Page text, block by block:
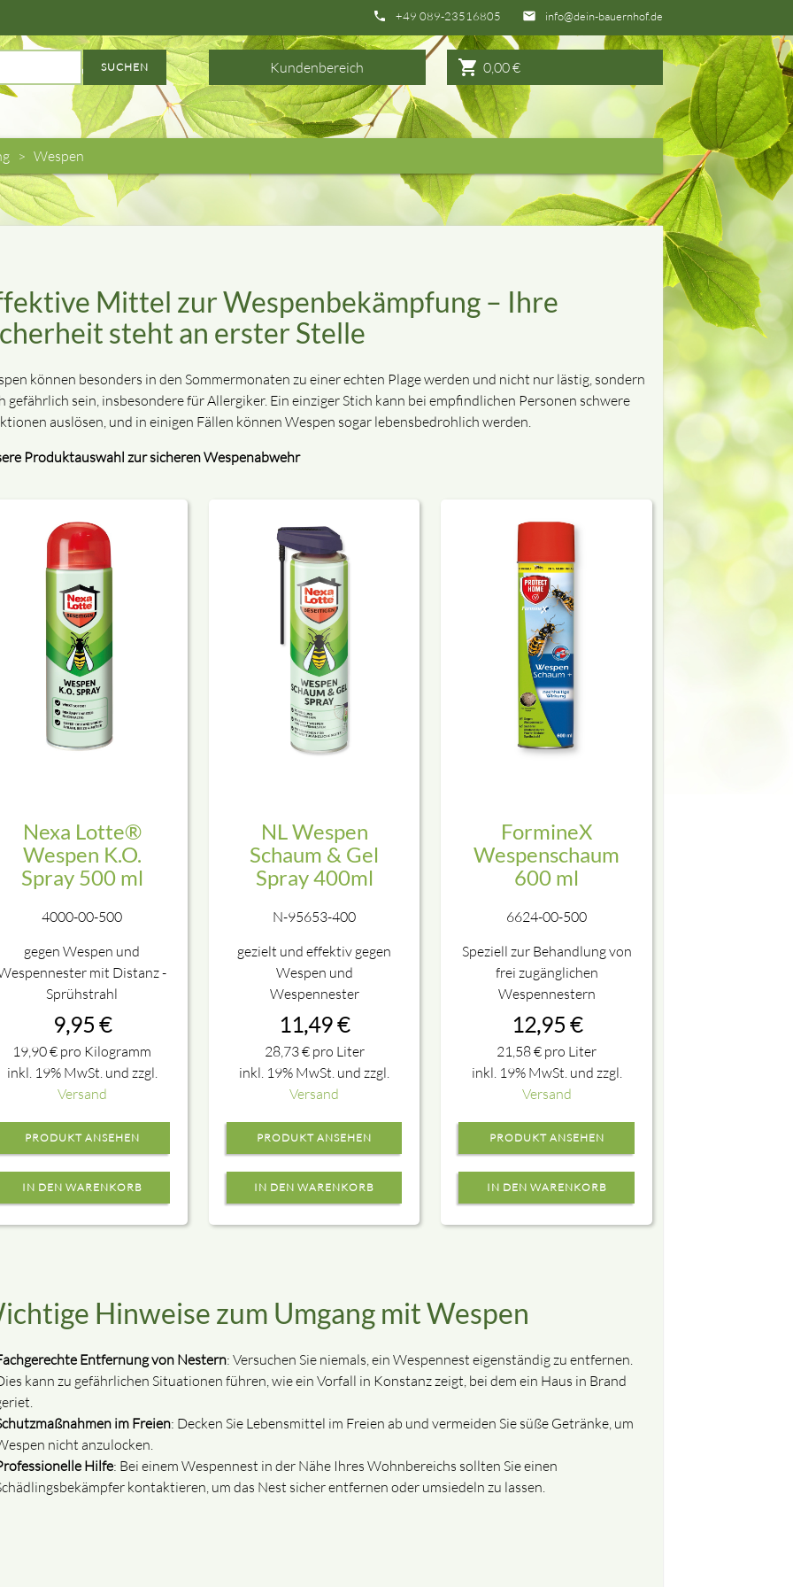
email info@dein-bauernhof.de
phone +49 089-23516805
SUCHEN Kundenbereich shopping_cart 0,00€
Wespen
Mittel zur Wespenbekämpfung – Ihre
steht an erster Stelle
können besonders in den Sommermonaten zu einer echten Plage werden und nicht nur lästig, sondern
gefährlich sein, insbesondere für Allergiker. Ein einziger Stich kann bei empfindlichen Personen schwere
auslösen, und in einigen Fällen können Wespen sogar lebensbedrohlich werden.
Produktauswahl zur sicheren Wespenabwehr
Nexa Lotte®
Wespen K.O.
Spray 500 ml
4000-00-500
gegen Wespen und
mit Distanz -
Sprühstrahl
9,95 €
19,90€ pro Kilogramm
inkl. 19% MwSt. und zzgl.
Versand
PRODUKT ANSEHEN
NL Wespen
Schaum & Gel
Spray 400ml
N-95653-400
gezielt und effektiv gegen
Wespen und
Wespennester
11,49€
28,73€pro Liter
inkl. 19% MwSt. und zzgl.
Versand
PRODUKT ANSEHEN
FormineX
Wespenschaum
600 ml
6624-00-500
Speziell zur Behandlung von
frei zugänglichen
Wespennestern
12,95 €
21,58€ pro Liter
inkl. 19% MwSt. und zzgl.
Versand
PRODUKT ANSEHEN
Abgabegespräch und Informationsvideo zum Erwerb dieses Produktes
Fragen zum Produkt haben, erreichen Sie uns auch jederzeit telefonisch.
gesehen und verstanden zu haben.
Hinweise zum Umgang mit Wespen
Entfernung von Nestern: Versuchen Sie niemals, ein Wespennest eigenständig zu entfernen.
kann zu gefährlichen Situationen führen, wie ein Vorfall in Konstanz zeigt, bei dem ein Haus in Brand
im Freien: Decken Sie Lebensmittel im Freien ab und vermeiden Sie süße Getränke, um
nicht anzulocken.
Hilfe: Bei einem Wespennest in der Nähe Ihres Wohnbereichs sollten Sie einen
kontaktieren, um das Nest sicher entfernen oder umsiedeln zu lassen.